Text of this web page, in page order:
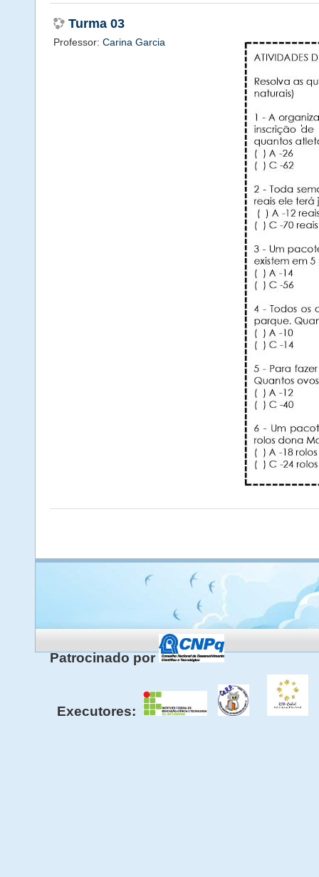
Turma 03
Professor: Carina Garcia
Patrocinado por
Executores: